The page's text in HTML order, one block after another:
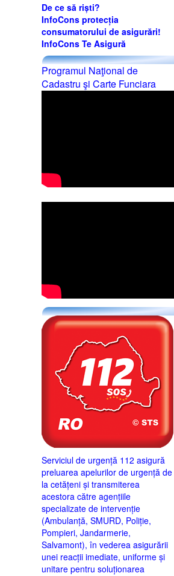
De ce să riști?
InfoCons protecția
consumatorului de asigurări!
InfoCons Te Asigură
Programul Naţional de
Cadastru şi Carte Funciara
Serviciul de urgență 112 asigură
preluarea apelurilor de urgență de
la cetățeni și transmiterea
acestora către agențiile
specializate de intervenție
(Ambulanță, SMURD, Poliție,
Pompieri, Jandarmerie,
Salvamont), în vederea asigurării
unei reacții imediate, uniforme și
unitare pentru soluționarea